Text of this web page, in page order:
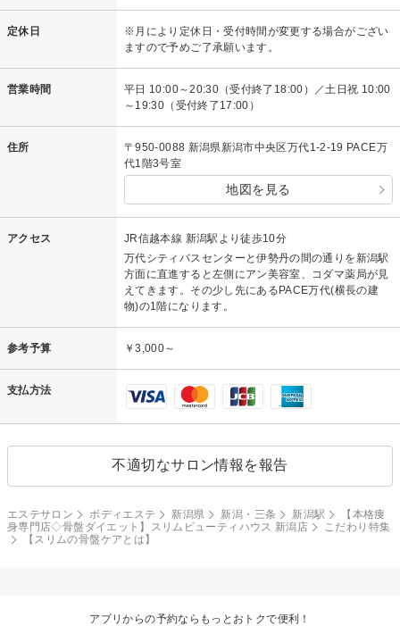
定休日
※月により定休日・受付時間が変更する場合がござい
ますので予めご了承願います。
営業時間
平日 10:00～20:30（受付終了18:00）／土日祝 10:00
～19:30（受付終了17:00）
住所
〒950-0088 新潟県新潟市中央区万代1-2-19 PACE万
代1階3号室
地図を見る
アクセス
JR信越本線 新潟駅より徒歩10分
万代シティバスセンターと伊勢丹の間の通りを新潟駅
方面に直進すると左側にアン美容室、コダマ薬局が見
えてきます。その少し先にあるPACE万代(横長の建
物)の1階になります。
参考予算 ￥3,000～
支払方法
不適切なサロン情報を報告
エステサロン ボディエステ 新潟県 新潟・三条 新潟駅
【本格痩
身専門店◇骨盤ダイエット】スリムビューティハウス 新潟店
こだわり特集
【スリムの骨盤ケアとは】
アプリからの予約ならもっとおトクで便利！